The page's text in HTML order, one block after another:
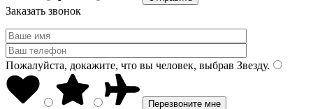
Заказать звонок
Пожалуйста, докажите, что вы человек, выбрав Звезду.